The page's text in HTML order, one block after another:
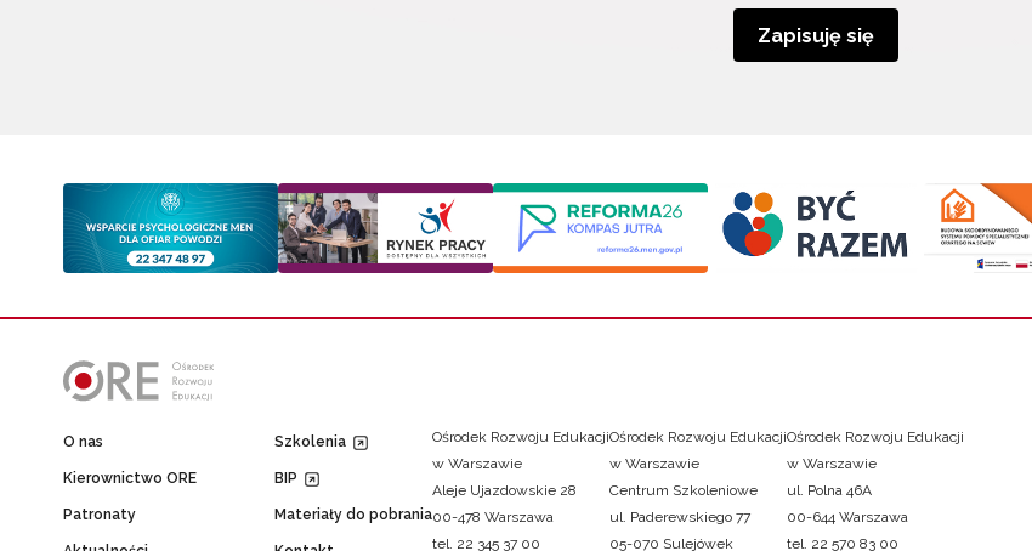
Zapisuję się
O nas
Kierownictwo ORE
Patronaty
Szkolenia
BIP
Materiały do pobrania
Ośrodek Rozwoju Edukacji
w Warszawie
Aleje Ujazdowskie 28
00-478 Warszawa
tel. 22 345 37 00
Ośrodek Rozwoju Edukacji
w Warszawie
Centrum Szkoleniowe
ul. Paderewskiego 77
05-070 Sulejówek
Ośrodek Rozwoju Edukacji
w Warszawie
ul. Polna 46A
00-644 Warszawa
tel. 22 570 83 00